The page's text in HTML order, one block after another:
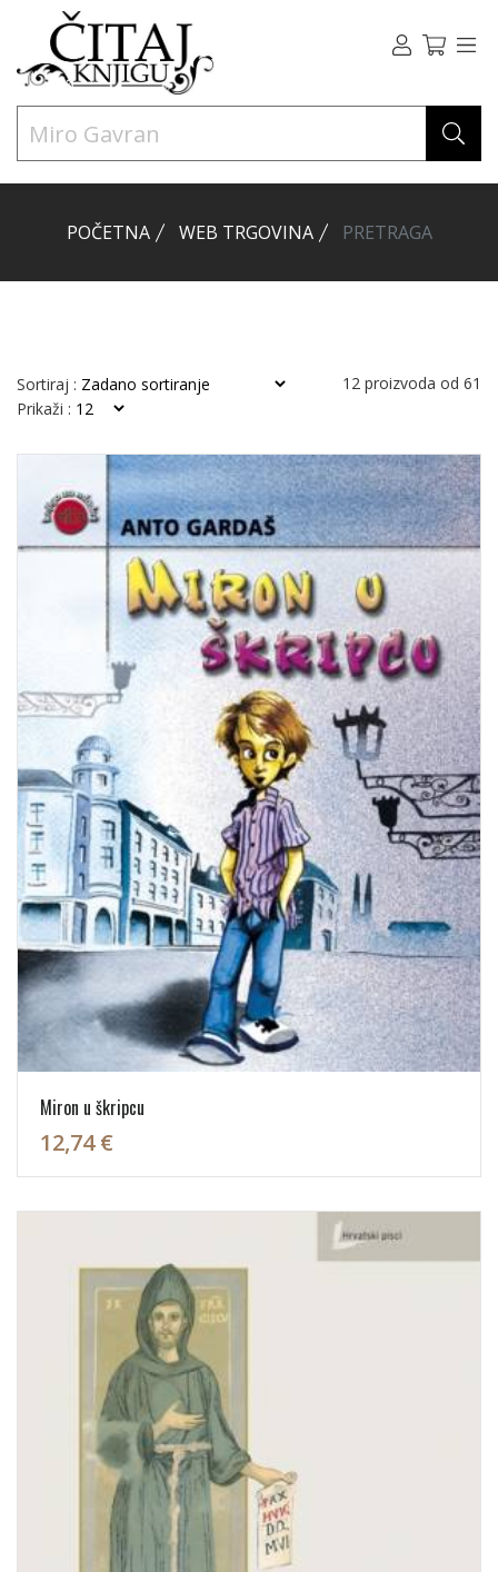
POČETNA WEB TRGOVINA PRETRAGA
Sortiraj : 12 proizvoda od 61
Prikaži :
Miron u škripcu
12,74 €